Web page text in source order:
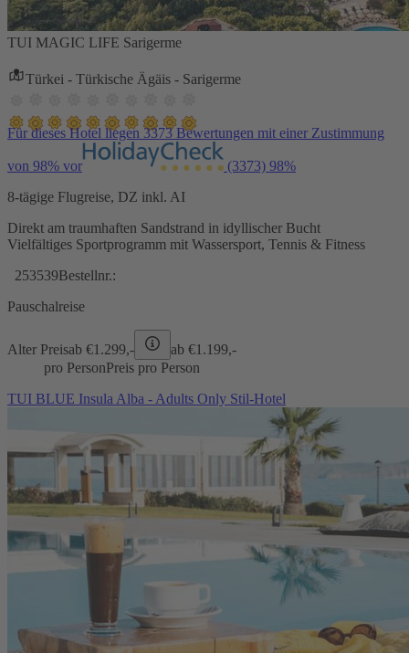
TUI MAGIC LIFE Sarigerme
Türkei - Türkische Ägäis - Sarigerme
Für dieses Hotel liegen 3373 Bewertungen mit einer Zustimmung
von 98% vor (3373) 98%
8-tägige Flugreise, DZ inkl. AI
Direkt am traumhaften Sandstrand in idyllischer Bucht
Vielfältiges Sportprogramm mit Wassersport, Tennis & Fitness
253539Bestellnr.:
Pauschalreise
Alter Preisab €1.299,- ab €1.199,-
pro PersonPreis pro Person
TUI BLUE Insula Alba - Adults Only Stil-Hotel